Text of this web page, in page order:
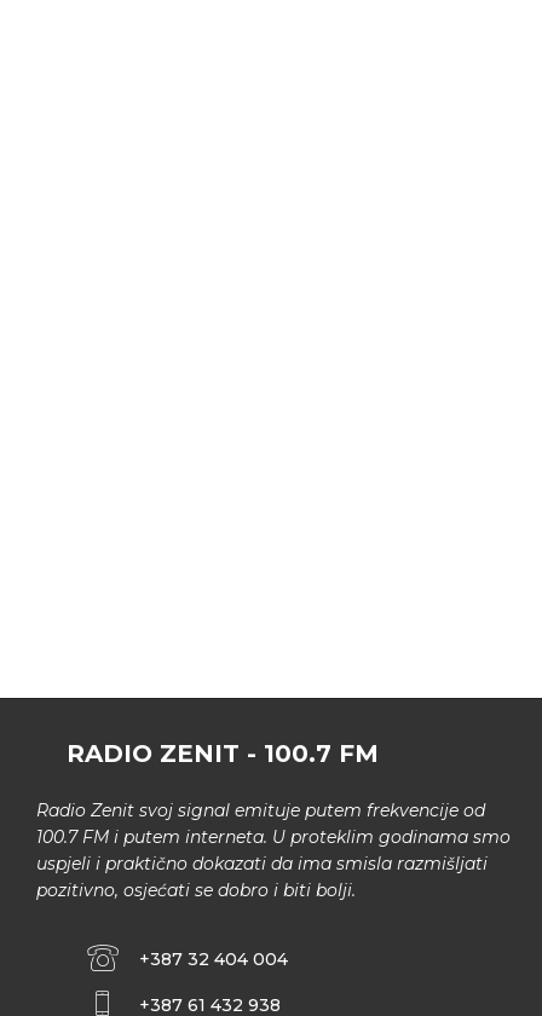
RADIO ZENIT - 100.7 FM
Radio Zenit svoj signal emituje putem frekvencije od
100.7 FM i putem interneta. U proteklim godinama smo
uspjeli i praktično dokazati da ima smisla razmišljati
pozitivno, osjećati se dobro i biti bolji.
+387 32 404 004
+387 61 432 938